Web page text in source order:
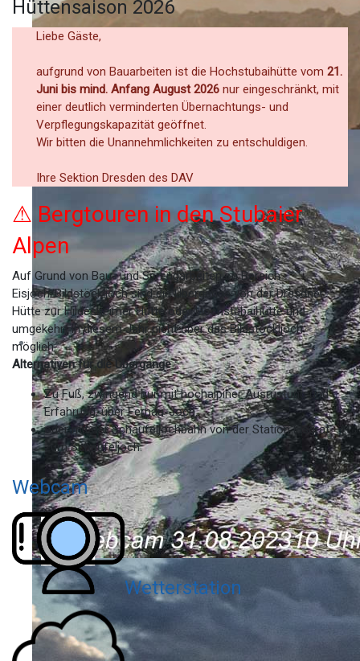
Hüttensaison 2026
Liebe Gäste,
aufgrund von Bauarbeiten ist die Hochstubaihütte vom 21.
Juni bis mind. Anfang August 2026 nur eingeschränkt, mit
einer deutlich verminderten Übernachtungs- und
Verpflegungskapazität geöffnet.
Wir bitten die Unannehmlichkeiten zu entschuldigen.
Ihre Sektion Dresden des DAV
⚠ Bergtouren in den Stubaier
Alpen
Auf Grund von Bau- und Sprengarbeiten im Bereich
Eisjoch/Bildstöckljoch sind die Übergänge von der Dresdner
Hütte zur Hildesheimer Hütte oder Hochstubaihütte und
umgekehrt in diesem Jahr nicht über das Bildstöckljoch
möglich.
Alternativen für die Übergänge :
Zu Fuß, zwingend nur mit hochalpiner Ausrüstung und
Erfahrung, über Fernau-Joch.
oder mit der Schaufeljochbahn von der Station Eisgrat
zum Schaufeljoch.
Webcam
Wetterstation